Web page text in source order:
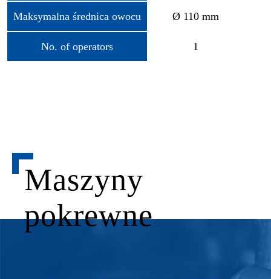
Maksymalna średnica owocu Ø 110 mm
No. of operators 1
Maszyny
pokrewne